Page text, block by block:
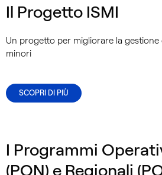
Il Progetto ISMI
Un progetto per migliorare la gestione
minori
SCOPRI DI PIÙ
I Programmi
(PON) e Regionali